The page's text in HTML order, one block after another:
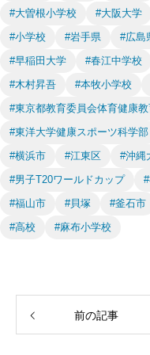
#大曽根小学校
#大阪大学
#小学校
#岩手県 #広島
#早稲田大学
#春江中学校
#木村昇吾
#本牧小学校
#東京都教育委員会体育健康
#東洋大学健康スポーツ科学部
#横浜市
#江東区 #沖縄
#男子T20ワールドカップ
#福山市
#貝塚 #釜石市
#高校
#麻布小学校
前の記事